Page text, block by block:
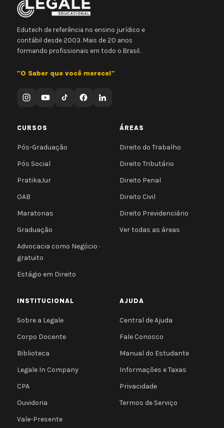
Edutech de referência no ensino jurídico e
contábil desde 2003. Mais de 20 anos
formando profissionais em todo o Brasil.
"O Saber que você merece!"
CURSOS
Pós-Graduação
Pós Social
PratikaJur
OAB
Maratonas
Graduação
Advocacia como Negócio ·
gratuito
Estágio em Direito
ÁREAS
Direito do Trabalho
Direito Tributário
Direito Penal
Direito Civil
Direito Previdenciário
Ver todas as áreas
INSTITUCIONAL
Sobre a Legale
Corpo Docente
Biblioteca
Legale In Company
CPA
Ouvidoria
Vale-Presente
AJUDA
Central de Ajuda
Fale Conosco
Manual do Estudante
Informações e Taxas
Privacidade
Termos de Serviço